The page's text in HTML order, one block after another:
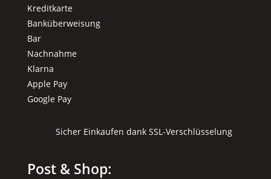
Kreditkarte
Banküberweisung
Bar
Nachnahme
Klarna
Apple Pay
Google Pay
Sicher Einkaufen dank SSL-Verschlüsselung
Post & Shop: